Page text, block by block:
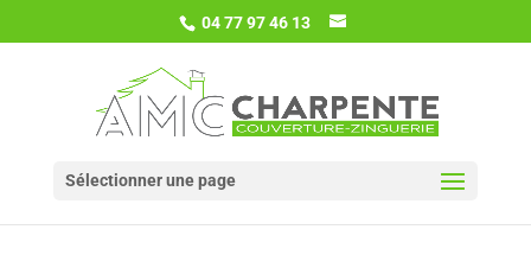
04 77 97 46 13
Sélectionner une page